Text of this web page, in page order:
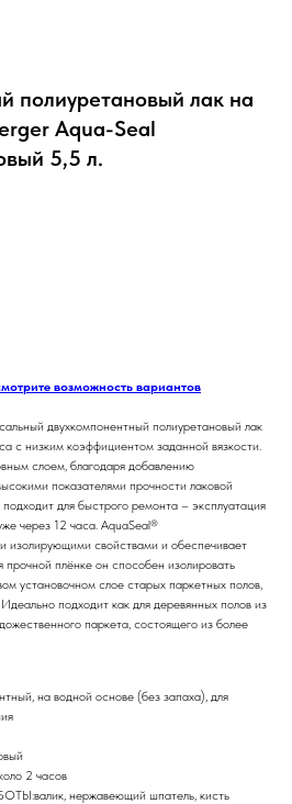
полиуретановый лак на
Aqua-Seal
5,5 л.
возможность вариантов
двухкомпонентный полиуретановый лак
с низким коэффициентом заданной вязкости.
слоем, благодаря добавлению
показателями прочности лаковой
для быстрого ремонта – эксплуатация
через 12 часа. AquaSeal®
изолирующими свойствами и обеспечивает
плёнке он способен изолировать
установочном слое старых паркетных полов,
подходит как для деревянных полов из
паркета, состоящего из более
на водной основе (без запаха), для
2 часов
нержавеющий шпатель, кисть